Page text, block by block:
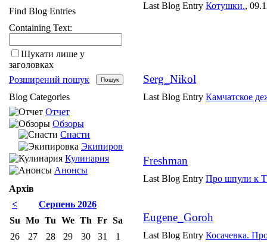
Last Blog Entry Котушки.,
Serg_Nikol
Last Blog Entry Камчатское
Freshman
Last Blog Entry Про шпули к
Eugene_Goroh
Last Blog Entry Косачевка.
Find Blog Entries
Containing Text:
Шукати лише у
заголовках
Розширений пошук
Blog Categories
Отчет
Обзоры
Снасти
Экипировка
Кулинария
Анонсы
Архів
<
Серпень 2026
Su Mo Tu We Th Fr Sa
26
27 28 29 30 31
1